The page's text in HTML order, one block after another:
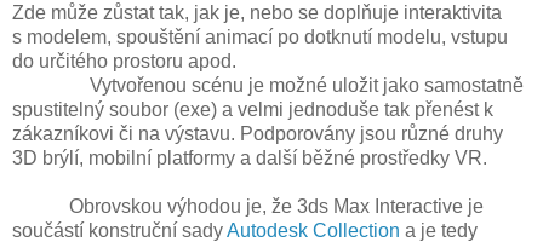
Zde může zůstat tak, jak je, nebo se doplňuje interaktivita
s modelem, spouštění animací po dotknutí modelu, vstupu
do určitého prostoru apod.
Vytvořenou scénu je možné uložit jako samostatně
spustitelný soubor (exe) a velmi jednoduše tak přenést k
zákazníkovi či na výstavu. Podporovány jsou různé druhy
3D brýlí, mobilní platformy a další běžné prostředky VR.
Obrovskou výhodou je, že 3ds Max Interactive je
součástí konstruční sadyAutodesk Collection a je tedy